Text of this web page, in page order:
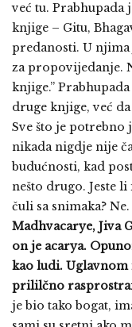
već tu. Prabhupada
knjige – Gitu,
predanosti. U njima
za propovijedanje.
knjige.”
druge knjige, već
Sve što je potrebno
nikada nigdje nije
budućnosti, kad
nešto drugo. Jeste
čuli sa snimaka? Ne.
Madhvacarye, Jiva
on je acarya.
kao ludi.
prililčno
je bio tako bogat,